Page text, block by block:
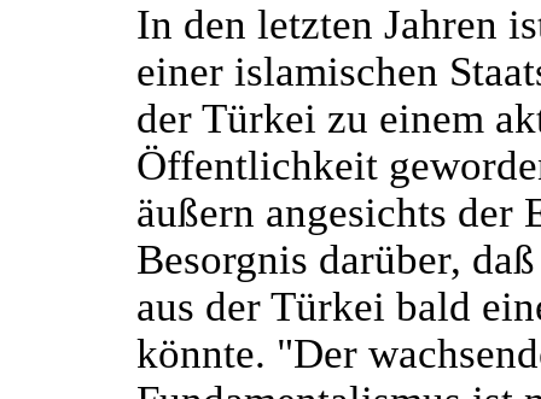
In den letzten Jahren
einer islamischen
der Türkei zu einem
Öffentlichkeit
äußern angesichts
Besorgnis darüber,
aus der Türkei bald
könnte. "Der